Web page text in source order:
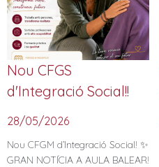
Nou CFGS
d'Integració Social!!
28/05/2026
Nou CFGM d’Integració Social! ✨
GRAN NOTÍCIA A AULA BALEAR!